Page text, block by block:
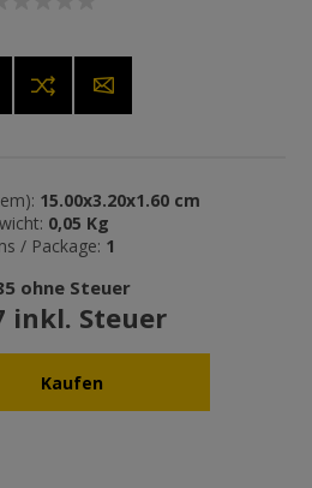
15.00x3.20x1.60 cm
0,05 Kg
/ Package: 1
ohne Steuer
inkl. Steuer